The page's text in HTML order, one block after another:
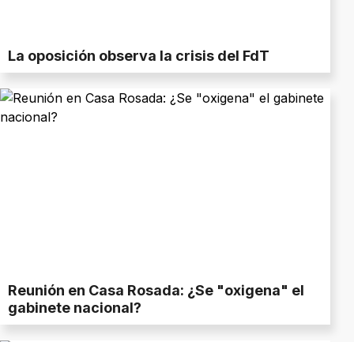
La oposición observa la crisis del FdT
Reunión en Casa Rosada: ¿Se "oxigena" el
gabinete nacional?